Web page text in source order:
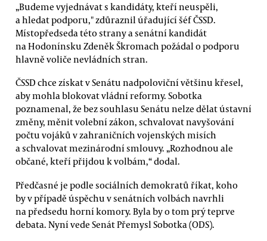
„Budeme vyjednávat s kandidáty, kteří neuspěli,
a hledat podporu," zdůraznil úřadující šéf ČSSD.
Místopředseda této strany a senátní kandidát
na Hodonínsku Zdeněk Škromach požádal o podporu
hlavně voliče nevládních stran.
ČSSD chce získat v Senátu nadpoloviční většinu křesel,
aby mohla blokovat vládní reformy. Sobotka
poznamenal, že bez souhlasu Senátu nelze dělat ústavní
změny, měnit volební zákon, schvalovat navyšování
počtu vojáků v zahraničních vojenských misích
a schvalovat mezinárodní smlouvy. „Rozhodnou ale
občané, kteří přijdou k volbám,“ dodal.
Předčasné je podle sociálních demokratů říkat, koho
by v případě úspěchu v senátních volbách navrhli
na předsedu horní komory. Byla by o tom prý teprve
debata. Nyní vede Senát Přemysl Sobotka (ODS).